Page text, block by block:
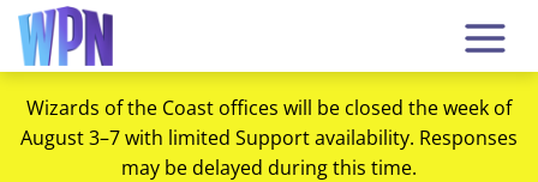
Wizards of the Coast offices will be closed the week of
August 3–7 with limited Support availability. Responses
may be delayed during this time.